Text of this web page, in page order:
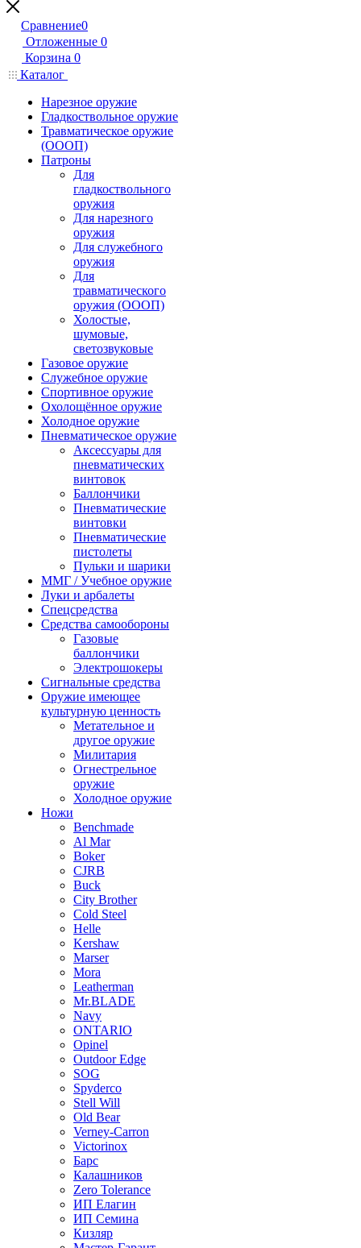
Сравнение0
Отложенные 0
Корзина 0
Каталог
Нарезное оружие
Гладкоствольное оружие
Травматическое оружие
(ОООП)
Патроны
Для
гладкоствольного
оружия
Для нарезного
оружия
Для служебного
оружия
Для
травматического
оружия (ОООП)
Холостые,
шумовые,
светозвуковые
Газовое оружие
Служебное оружие
Спортивное оружие
Охолощённое оружие
Холодное оружие
Пневматическое оружие
Аксессуары для
пневматических
винтовок
Баллончики
Пневматические
винтовки
Пневматические
пистолеты
Пульки и шарики
ММГ / Учебное оружие
Луки и арбалеты
Спецсредства
Средства самообороны
Газовые
баллончики
Электрошокеры
Сигнальные средства
Оружие имеющее
культурную ценность
Метательное и
другое оружие
Милитария
Огнестрельное
оружие
Холодное оружие
Ножи
Benchmade
Al Mar
Boker
CJRB
Buck
City Brother
Cold Steel
Helle
Kershaw
Marser
Mora
Leatherman
Mr.BLADE
Navy
ONTARIO
Opinel
Outdoor Edge
SOG
Spyderco
Stell Will
Old Bear
Verney-Carron
Victorinox
Барс
Калашников
Zero Tolerance
ИП Елагин
ИП Семина
Кизляр